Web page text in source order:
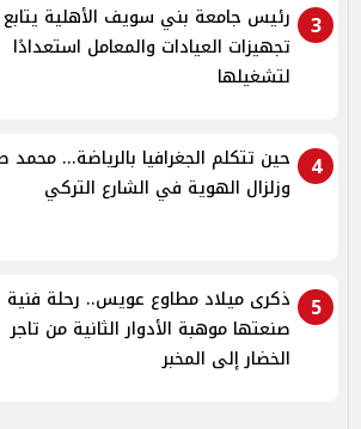
3
رئيس جامعة بني سويف الأهلية يتابع
تجهيزات العيادات والمعامل استعدادًا
لتشغيلها
4
حين تتكلم الجغرافيا بالرياضة... محمد
وزلزال الهوية في الشارع التركي
5
ذكرى ميلاد مطاوع عويس.. رحلة فنية
صنعتها موهبة الأدوار الثانية من تاجر
الخضار إلى المخبر